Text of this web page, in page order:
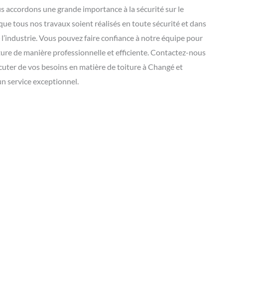
accordons une grande importance à la sécurité sur le
tous nos travaux soient réalisés en toute sécurité et dans
Vous pouvez faire confiance à notre équipe pour
de manière professionnelle et efficiente. Contactez-nous
de vos besoins en matière de toiture à Changé et
service exceptionnel.